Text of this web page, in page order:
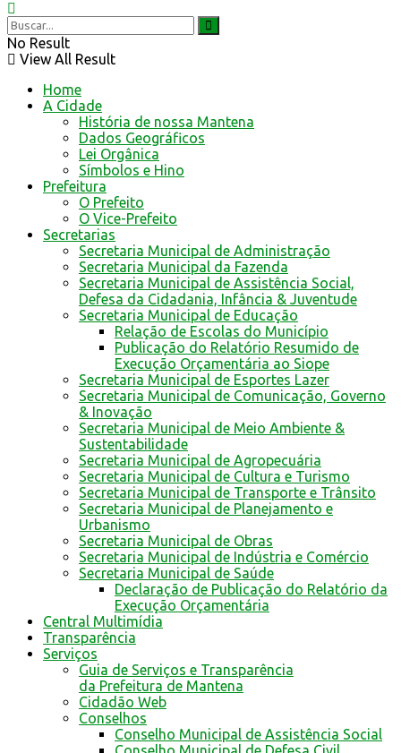
No Result
View All Result
Home
A Cidade
História de nossa Mantena
Dados Geográficos
Lei Orgânica
Símbolos e Hino
Prefeitura
O Prefeito
O Vice-Prefeito
Secretarias
Secretaria Municipal de Administração
Secretaria Municipal da Fazenda
Secretaria Municipal de Assistência Social,
Defesa da Cidadania, Infância & Juventude
Secretaria Municipal de Educação
Relação de Escolas do Município
Publicação do Relatório Resumido de
Execução Orçamentária ao Siope
Secretaria Municipal de Esportes Lazer
Secretaria Municipal de Comunicação, Governo
& Inovação
Secretaria Municipal de Meio Ambiente &
Sustentabilidade
Secretaria Municipal de Agropecuária
Secretaria Municipal de Cultura e Turismo
Secretaria Municipal de Transporte e Trânsito
Secretaria Municipal de Planejamento e
Urbanismo
Secretaria Municipal de Obras
Secretaria Municipal de Indústria e Comércio
Secretaria Municipal de Saúde
Declaração de Publicação do Relatório da
Execução Orçamentária
Central Multimídia
Transparência
Serviços
Guia de Serviços e Transparência
da Prefeitura de Mantena
Cidadão Web
Conselhos
Conselho Municipal de Assistência Social